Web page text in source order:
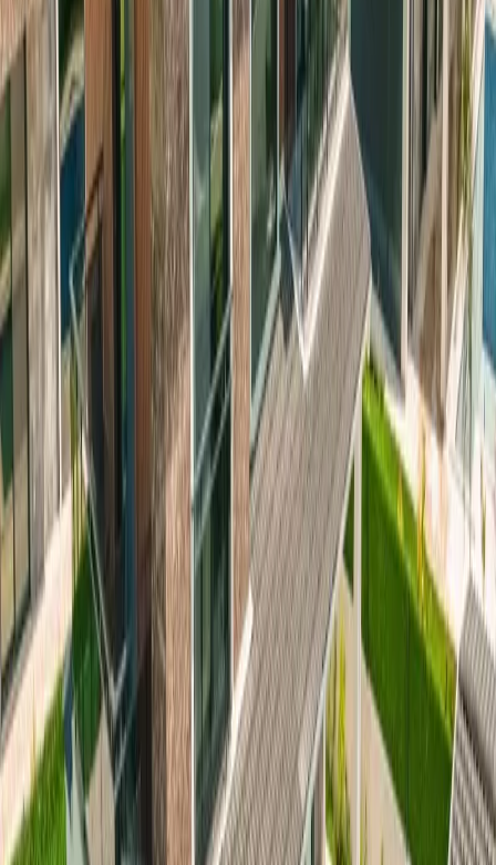
Kargı, doğa ile iç içe sakin bir tatil yapmak isteyenler için harika bir
bölge. Sabahları sahilde yürüyüş yapabilir, gün boyunca berrak
sularda yüzerek denizin tadını çıkarabilirsiniz. Bölgedeki butik
kafeler ve organik ürünler satan pazarlar, yöresel lezzetleri denemek
isteyenler için keyifli duraklardan biri. Fethiye’nin en popüler
noktalarından biri olan Ölüdeniz, kısa bir araç yolculuğuyla kolayca
ulaşılabilecek bir mesafede. Burada denize girebilir, Babadağ’dan
yamaç paraşütü yaparak eşsiz manzarayı kuşbakışı izleyebilirsiniz.
Göcek Adaları, Kelebekler Vadisi ve Saklıkent Kanyonu gibi doğal
güzellikler ise tekne turlarına katılarak keşfedilebilecek muhteşem
yerler arasında bulunuyor. Kargı’nın çevresinde doğa yürüyüşü
yapabileceğiniz patikalar, bisiklet parkurları ve tarihi Kayaköy gibi
keşfedilecek birçok nokta bulunuyor. Macera severler için jeep safari
turları ve dalış aktiviteleri gibi seçenekler de mevcut. Villa Galaksi
Dünya 2, doğanın huzurunu yaşamak isteyenler için eşsiz bir tatil
fırsatı sunuyor
Oda Bilgileri;
Lüks mobilyalar ile dizayn edilmiş villamızın
salonunda; oturma grubu, sehpa, tv, klima, uydu
alıcısı, kablosuz modem ve havuz terasına çıkış
bulunmaktadır.
Mutfak:
Amerikan tarzı mutfağı bulunan villamızda; çamaşır
makinası, bulaşık makinası, buzdolabı, mikrodalga, fırın, ocak, tost
makinası, yemek takımı, çatal & bıçak ve yemek masası
bulunmaktadır.
Havuz Terası & Bahçe:
Şezlong, güneş şemsiyesi, bahçe oturma
grubu, yemek masası ve barbekü bulunmaktadır.
Yatak Odaları;
1. Yatak Odası:
1 Adet çift kişilik yatak, komodin, makyaj masası,
elbise dolabı, klima, balkon, banyo & tuvalet bulunmaktadır.
2. Yatak Odası:1 Adet çift kişilik yatak, komodin, makyaj masası,
elbise dolabı, klima, balkon ve banyo & tuvalet bulunmaktadır.
3. Yatak Odası:
2 Adet tek kişilik yatak, komodin, makyaj masası,
elbise dolabı, klima, balkon ve banyo & tuvalet bulunmaktadır.